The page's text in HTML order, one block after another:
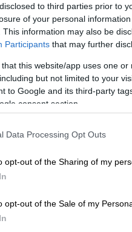
to third parties prior to
of your personal
This information may also be
Participants that may further
that this website/app uses one
but not limited to your
to Google and its third-party
consent section.
Data Processing Opt Outs
opt-out of the Sharing of my
opt-out of the Sale of my
2026
νεφώσεις τις
στα δυτικά
Κελσίου.
τις
όμβροι στα